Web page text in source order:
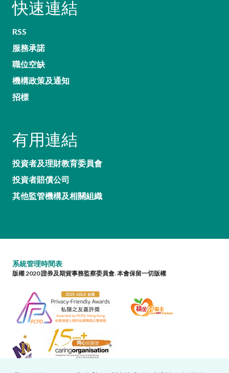
快速連結
RSS
服務承諾
職位空缺
機構政策及通知
招標
有用連結
投資者及理財教育委員會
投資者賠償公司
其他監管機構及相關組織
系統管理時間表
版權 2020 證券及期貨事務監察委員會. 本會保留一切版權